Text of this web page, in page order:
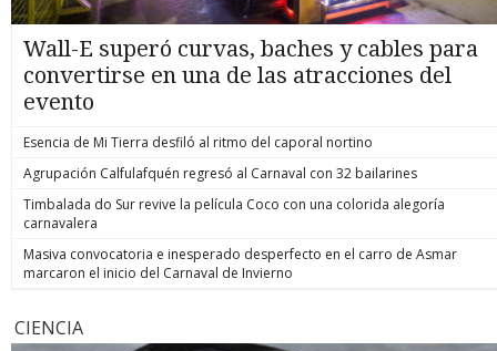
Wall-E superó curvas, baches y cables para
convertirse en una de las atracciones del
evento
Esencia de Mi Tierra desfiló al ritmo del caporal nortino
Agrupación Calfulafquén regresó al Carnaval con 32 bailarines
Timbalada do Sur revive la película Coco con una colorida alegoría
carnavalera
Masiva convocatoria e inesperado desperfecto en el carro de Asmar
marcaron el inicio del Carnaval de Invierno
CIENCIA